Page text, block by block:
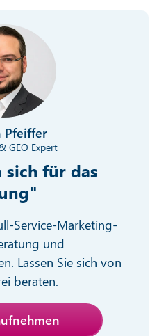
Pfeiffer
GEO Expert
sich für das
Service-Marketing-
und
Lassen Sie sich von
beraten.